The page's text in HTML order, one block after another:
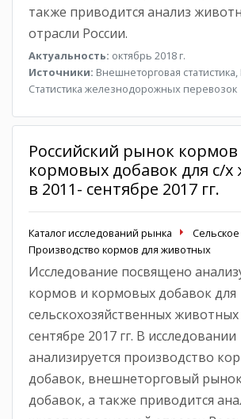
также приводится анализ
отрасли России.
Актуальность: октябрь 2018 г.
Источники: Внешнеторговая
Статистика железнодорожных перевозок
Российский рынок
кормовых добавок для с/
в 2011- сентябре 2017 гг.
Каталог исследований рынка
Производство кормов для животных
Исследование посвящено
кормов и кормовых добавок для
сельскохозяйственных животных
сентябре 2017 гг. В исследовании
анализируется производство
добавок, внешнеторговый
добавок, а также приводится